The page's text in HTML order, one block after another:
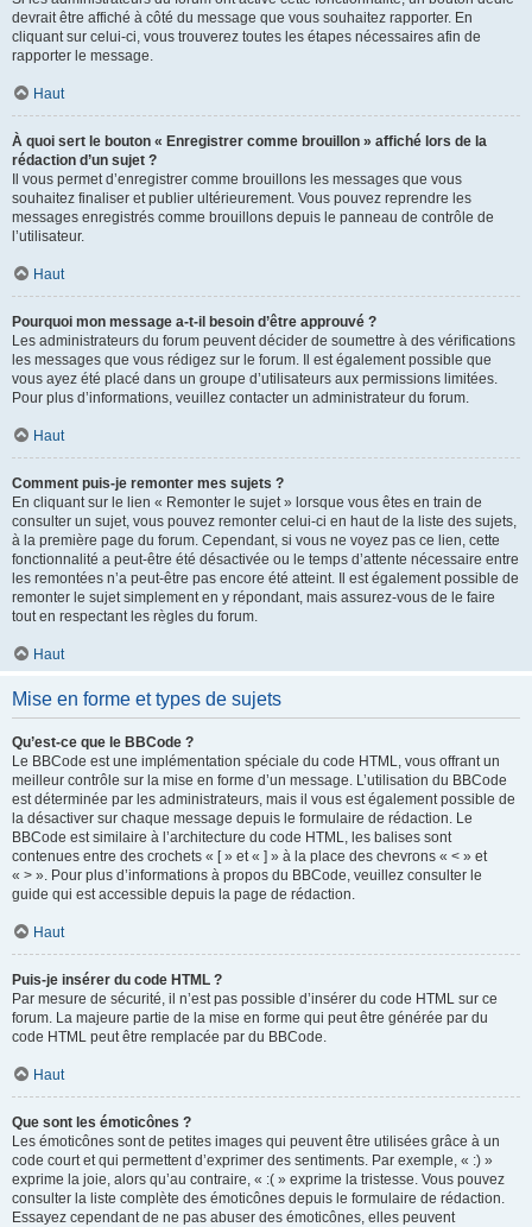
devrait être affiché à côté du message que vous souhaitez rapporter. En
cliquant sur celui-ci, vous trouverez toutes les étapes nécessaires afin de
rapporter le message.
Haut
À quoi sert le bouton « Enregistrer comme brouillon » affiché lors de la
rédaction d’un sujet ?
Il vous permet d’enregistrer comme brouillons les messages que vous
souhaitez finaliser et publier ultérieurement. Vous pouvez reprendre les
messages enregistrés comme brouillons depuis le panneau de contrôle de
l’utilisateur.
Haut
Pourquoi mon message a-t-il besoin d’être approuvé ?
Les administrateurs du forum peuvent décider de soumettre à des vérifications
les messages que vous rédigez sur le forum. Il est également possible que
vous ayez été placé dans un groupe d’utilisateurs aux permissions limitées.
Pour plus d’informations, veuillez contacter un administrateur du forum.
Haut
Comment puis-je remonter mes sujets ?
En cliquant sur le lien « Remonter le sujet » lorsque vous êtes en train de
consulter un sujet, vous pouvez remonter celui-ci en haut de la liste des sujets,
à la première page du forum. Cependant, si vous ne voyez pas ce lien, cette
fonctionnalité a peut-être été désactivée ou le temps d’attente nécessaire entre
les remontées n’a peut-être pas encore été atteint. Il est également possible de
remonter le sujet simplement en y répondant, mais assurez-vous de le faire
tout en respectant les règles du forum.
Haut
Mise en forme et types de sujets
Qu’est-ce que le BBCode ?
Le BBCode est une implémentation spéciale du code HTML, vous offrant un
meilleur contrôle sur la mise en forme d’un message. L’utilisation du BBCode
est déterminée par les administrateurs, mais il vous est également possible de
la désactiver sur chaque message depuis le formulaire de rédaction. Le
BBCode est similaire à l’architecture du code HTML, les balises sont
contenues entre des crochets « [ » et « ] » à la place des chevrons « < » et
« > ». Pour plus d’informations à propos du BBCode, veuillez consulter le
guide qui est accessible depuis la page de rédaction.
Haut
Puis-je insérer du code HTML ?
Par mesure de sécurité, il n’est pas possible d’insérer du code HTML sur ce
forum. La majeure partie de la mise en forme qui peut être générée par du
code HTML peut être remplacée par du BBCode.
Haut
Que sont les émoticônes ?
Les émoticônes sont de petites images qui peuvent être utilisées grâce à un
code court et qui permettent d’exprimer des sentiments. Par exemple, « :) »
exprime la joie, alors qu’au contraire, « :( » exprime la tristesse. Vous pouvez
consulter la liste complète des émoticônes depuis le formulaire de rédaction.
Essayez cependant de ne pas abuser des émoticônes, elles peuvent